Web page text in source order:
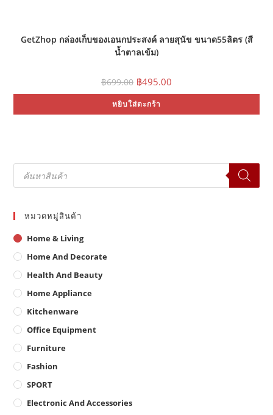
GetZhop กล่องเก็บของเอนกประสงค์ ลายสุนัข ขนาด55ลิตร (สี
น้ำตาลเข้ม)
฿699.00 Original
price
was:
฿699.00.
฿495.00
is:
หยิบใส่ตะกร้า
Products
search
หมวดหมู่สินค้า
Home & Living
Home And Decorate
Health And Beauty
Home Appliance
Kitchenware
Office Equipment
Furniture
Fashion
SPORT
Electronic And Accessories